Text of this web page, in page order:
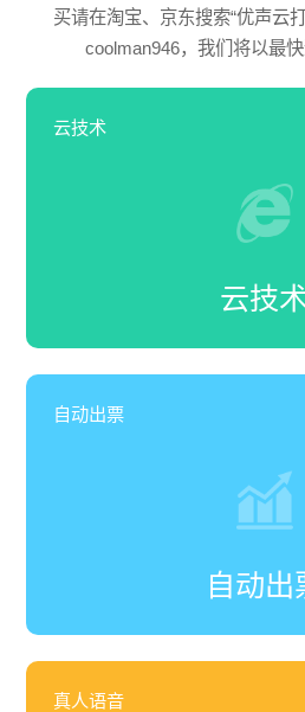
买请在淘宝、京东搜索“优声云
coolman946，我们将以最
云技术
云技
自动出票
自动出
真人语音